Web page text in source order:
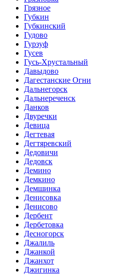
Грязное
Губкин
Губкинский
Гудово
Гурзуф
Гусев
Гусь-Хрустальный
Давыдово
Дагестанские Огни
Дальнегорск
Дальнереченск
Данков
Двуречки
Девица
Дегтевая
Дегтяревский
Дедовичи
Дедовск
Демино
Демкино
Демшинка
Денисовка
Денисово
Дербент
Дербетовка
Десногорск
Джалиль
Джанкой
Джанхот
Джигинка